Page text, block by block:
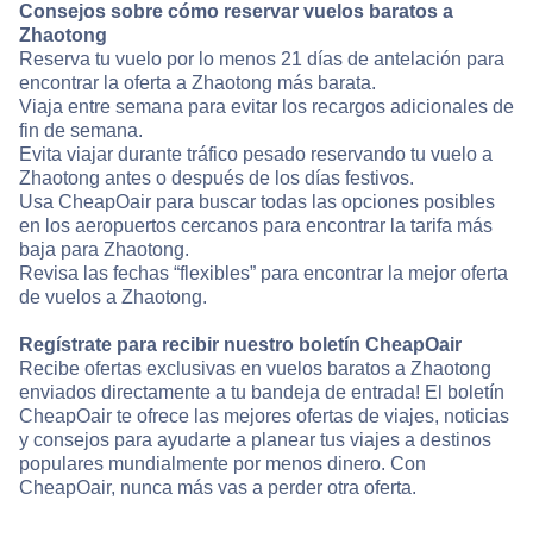
Consejos sobre cómo reservar vuelos baratos a
Zhaotong
Reserva tu vuelo por lo menos 21 días de antelación para
encontrar la oferta a Zhaotong más barata.
Viaja entre semana para evitar los recargos adicionales de
fin de semana.
Evita viajar durante tráfico pesado reservando tu vuelo a
Zhaotong antes o después de los días festivos.
Usa CheapOair para buscar todas las opciones posibles
en los aeropuertos cercanos para encontrar la tarifa más
baja para Zhaotong.
Revisa las fechas “flexibles” para encontrar la mejor oferta
de vuelos a Zhaotong.
Regístrate para recibir nuestro boletín CheapOair
Recibe ofertas exclusivas en vuelos baratos a Zhaotong
enviados directamente a tu bandeja de entrada! El boletín
CheapOair te ofrece las mejores ofertas de viajes, noticias
y consejos para ayudarte a planear tus viajes a destinos
populares mundialmente por menos dinero. Con
CheapOair, nunca más vas a perder otra oferta.